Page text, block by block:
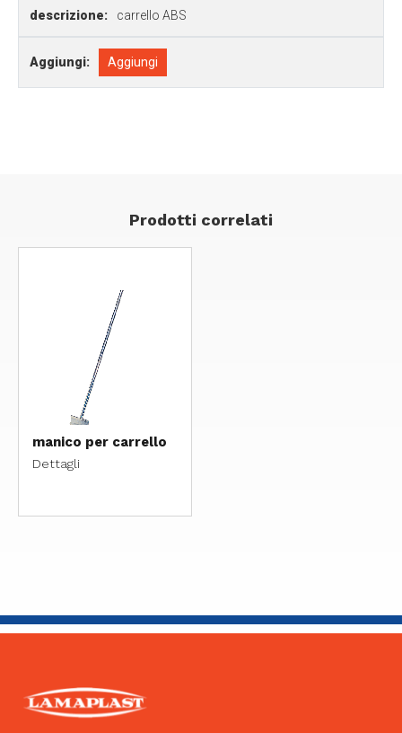
descrizione: carrello ABS
Aggiungi: Aggiungi
Prodotti correlati
manico per carrello
Dettagli